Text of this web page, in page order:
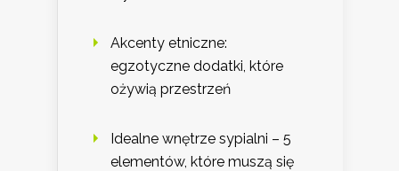
Akcenty etniczne:
egzotyczne dodatki, które
ożywią przestrzeń
Idealne wnętrze sypialni – 5
elementów, które muszą się